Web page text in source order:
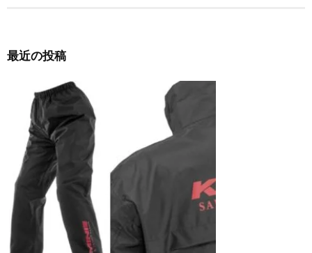
シ
最近の投稿